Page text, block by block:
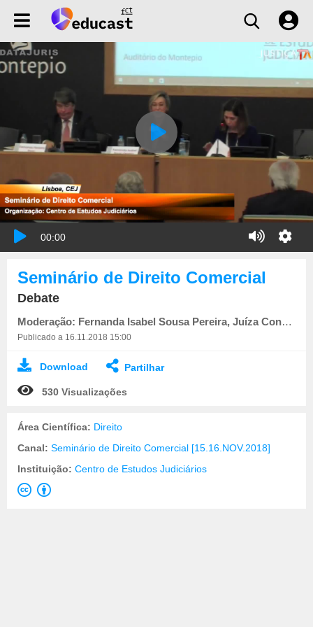
00:00
Seminário de Direito Comercial
Debate
Moderação: Fernanda Isabel Sousa Pereira, Juíza Conselheira Jubilada do STJ
Publicado a 16.11.2018 15:00
Download Partilhar
530 Visualizações
Área Científica: Direito
Canal: Seminário de Direito Comercial [15.16.NOV.2018]
Instituição: Centro de Estudos Judiciários